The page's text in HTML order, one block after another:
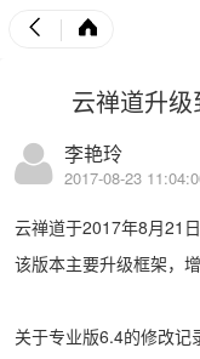
云禅道升
李艳玲
2017-08-23
云禅道于2017年8月21
该版本主要升级框架，
关于专业版6.4的修改记